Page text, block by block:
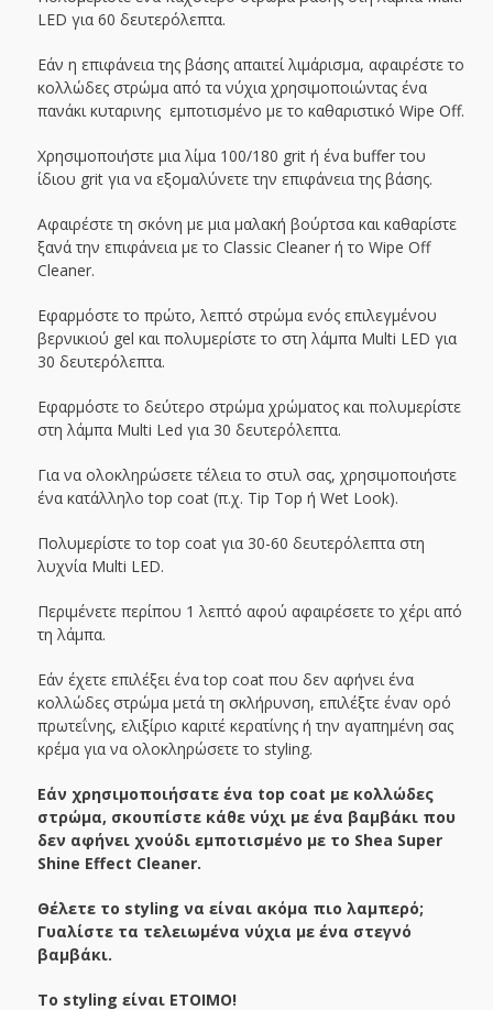
LED για 60 δευτερόλεπτα.
Εάν η επιφάνεια της βάσης απαιτεί λιμάρισμα, αφαιρέστε το
κολλώδες στρώμα από τα νύχια χρησιμοποιώντας ένα
πανάκι κυταρινης εμποτισμένο με το καθαριστικό Wipe Off.
Χρησιμοποιήστε μια λίμα 100/180 grit ή ένα buffer του
ίδιου grit για να εξομαλύνετε την επιφάνεια της βάσης.
Αφαιρέστε τη σκόνη με μια μαλακή βούρτσα και καθαρίστε
ξανά την επιφάνεια με το Classic Cleaner ή το Wipe Off
Cleaner.
Εφαρμόστε το πρώτο, λεπτό στρώμα ενός επιλεγμένου
βερνικιού gel και πολυμερίστε το στη λάμπα Multi LED για
30 δευτερόλεπτα.
Εφαρμόστε το δεύτερο στρώμα χρώματος και πολυμερίστε
στη λάμπα Multi Led για 30 δευτερόλεπτα.
Για να ολοκληρώσετε τέλεια το στυλ σας, χρησιμοποιήστε
ένα κατάλληλο top coat (π.χ. Tip Top ή Wet Look).
Πολυμερίστε το top coat για 30-60 δευτερόλεπτα στη
λυχνία Multi LED.
Περιμένετε περίπου 1 λεπτό αφού αφαιρέσετε το χέρι από
τη λάμπα.
Εάν έχετε επιλέξει ένα top coat που δεν αφήνει ένα
κολλώδες στρώμα μετά τη σκλήρυνση, επιλέξτε έναν ορό
πρωτεΐνης, ελιξίριο καριτέ κερατίνης ή την αγαπημένη σας
κρέμα για να ολοκληρώσετε το styling.
Εάν χρησιμοποιήσατε ένα top coat με κολλώδες
στρώμα, σκουπίστε κάθε νύχι με ένα βαμβάκι που
δεν αφήνει χνούδι εμποτισμένο με το Shea Super
Shine Effect Cleaner.
Θέλετε το styling να είναι ακόμα πιο λαμπερό;
Γυαλίστε τα τελειωμένα νύχια με ένα στεγνό
βαμβάκι.
Το styling είναι ΕΤΟΙΜΟ!